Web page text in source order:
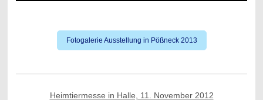
Fotogalerie Ausstellung in Pößneck 2013
Heimtiermesse in Halle, 11. November 2012